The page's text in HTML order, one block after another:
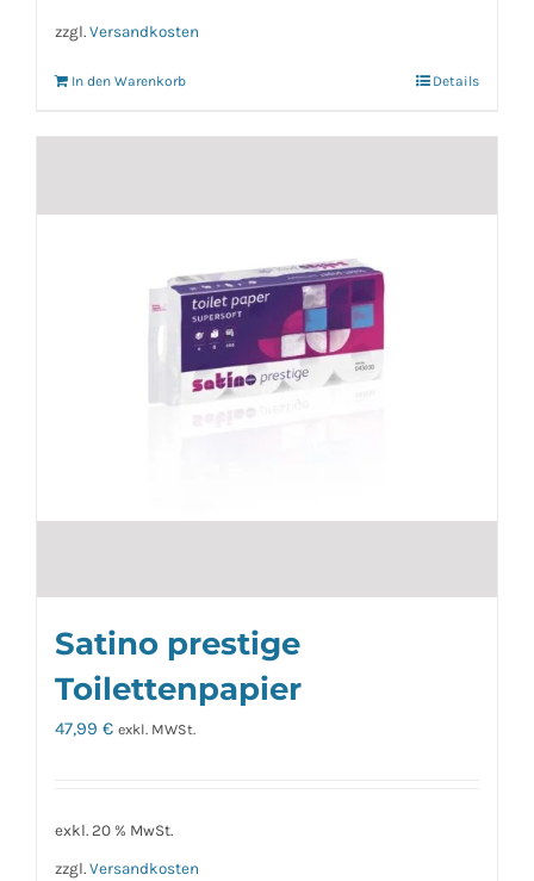
zzgl. Versandkosten
In den Warenkorb Details
Satino prestige
Toilettenpapier
47,99 € exkl. MWSt.
exkl. 20 % MwSt.
zzgl. Versandkosten